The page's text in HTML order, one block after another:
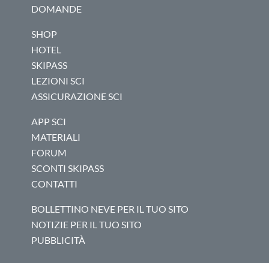
DOMANDE
SHOP
HOTEL
SKIPASS
LEZIONI SCI
ASSICURAZIONE SCI
APP SCI
MATERIALI
FORUM
SCONTI SKIPASS
CONTATTI
BOLLETTINO NEVE PER IL TUO SITO
NOTIZIE PER IL TUO SITO
PUBBLICITÀ